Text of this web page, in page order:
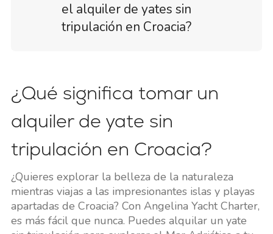
el alquiler de yates sin
tripulación en Croacia?
¿Qué significa tomar un
alquiler de yate sin
tripulación en Croacia?
¿Quieres explorar la belleza de la naturaleza
mientras viajas a las impresionantes islas y playas
apartadas de Croacia? Con Angelina Yacht Charter,
es más fácil que nunca. Puedes alquilar un yate